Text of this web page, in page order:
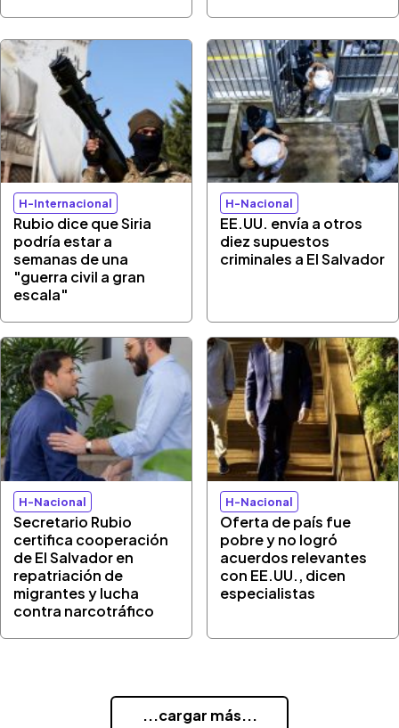
H-Internacional
Rubio dice que Siria
podría estar a
semanas de una
"guerra civil a gran
escala"
H-Nacional
EE.UU. envía a otros
diez supuestos
criminales a El Salvador
H-Nacional
Secretario Rubio
certifica cooperación
de El Salvador en
repatriación de
migrantes y lucha
contra narcotráfico
H-Nacional
Oferta de país fue
pobre y no logró
acuerdos relevantes
con EE.UU., dicen
especialistas
...cargar más...